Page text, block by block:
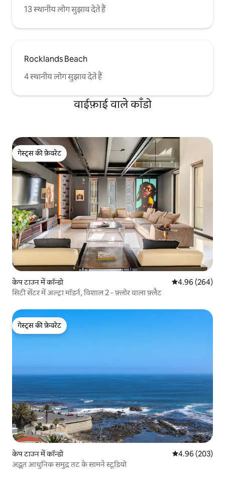
13 स्थानीय लोग सुझाव देते हैं
Rocklands Beach
4 स्थानीय लोग सुझाव देते हैं
वाईफ़ाई वाले काँडो
गेस्ट्स की फ़ेवरेट
गेस्ट्स की फ़ेवरेट
केप टाउन में कॉन्डो औसत रेटिंग 5 में से
4.96 (264)
सिटी सेंटर में अल्ट्रा मॉडर्न, विशाल 2 - फ़्लोर वाला फ़्लैट
गेस्ट्स की फ़ेवरेट
गेस्ट्स की फ़ेवरेट
केप टाउन में कॉन्डो औसत रेटिंग 5 में से
4.96 (203)
अद्भुत आधुनिक समुद्र तट के सामने स्टूडियो